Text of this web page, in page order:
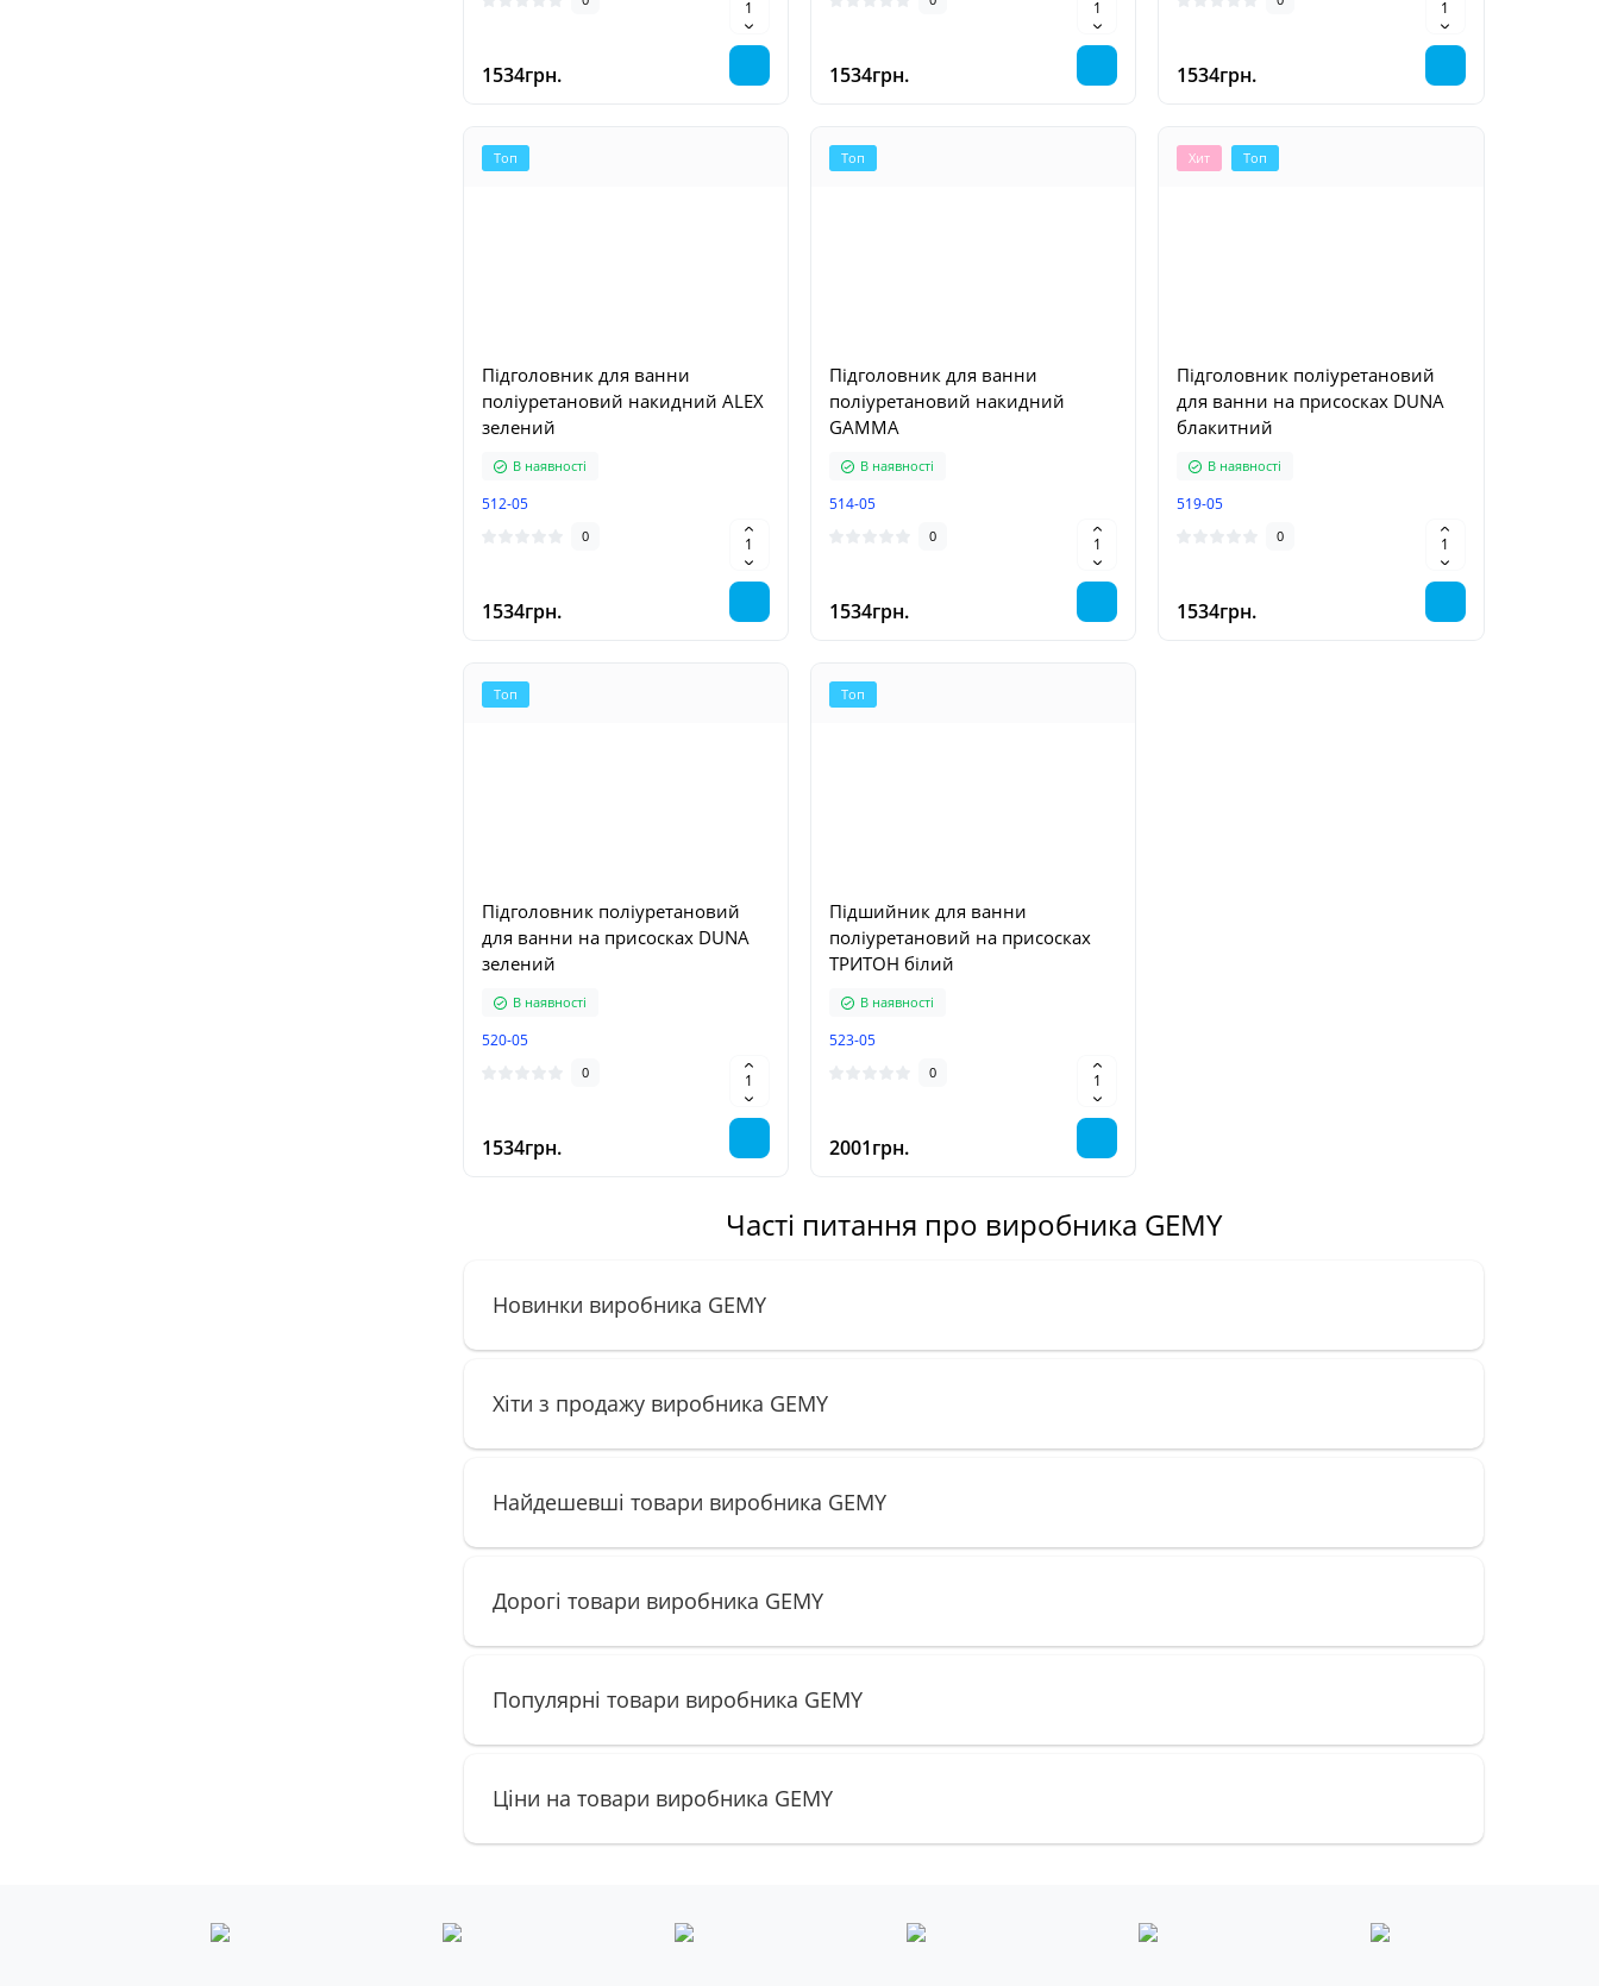
1534грн. 1534грн. 1534грн.
Топ
Підголовник для ванни
поліуретановий накидний ALEX
зелений
В наявності
512-05
0
1534грн.
Топ
Підголовник для ванни
поліуретановий накидний
GAMMA
В наявності
514-05
0
1534грн.
Хит Топ
Підголовник поліуретановий
для ванни на присосках DUNA
блакитний
В наявності
519-05
0
1534грн.
Топ
Підголовник поліуретановий
для ванни на присосках DUNA
зелений
В наявності
520-05
0
1534грн.
Топ
Підшийник для ванни
поліуретановий на присосках
ТРИТОН білий
В наявності
523-05
0
2001грн.
Часті питання про виробника GEMY
Новинки виробника GEMY
Хіти з продажу виробника GEMY
Найдешевші товари виробника GEMY
Дорогі товари виробника GEMY
Популярні товари виробника GEMY
Ціни на товари виробника GEMY